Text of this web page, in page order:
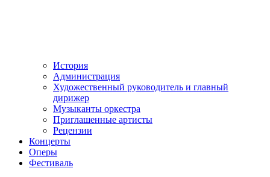
История
Администрация
Художественный руководитель и главный
дирижер
Музыканты оркестра
Приглашенные артисты
Рецензии
Концерты
Оперы
Фестиваль